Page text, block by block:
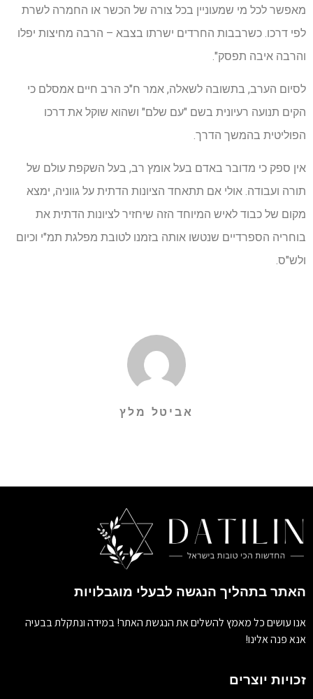
מאפשר לכל מי שמעוניין בכל צורה של הכשר או החמרה לשרת
לפי דרכו. כשרבבות החרדים ישרתו בצבא – הרבה מחיצות יפלו
והרבה איבה תפסק".
לסיום הערב, בתשובה לשאלה, אמר ח"כ הרב חיים אמסלם כי
הקים תנועה רעיונית בשם "עם שלם" ושהוא שוקל את דרכו
הפוליטית בהמשך הדרך.
אין ספק כי מדובר באדם בעל אומץ רב, בעל השקפת עולם של
תורה ועבודה. אולי אם תתאחד הציונות הדתית על גווניה, ימצא
מקום של כבוד לאיש המיוחד הזה שיחזיר לציונות הדתית את
בוחריה הספרדיים שנטשו אותה בזמנו לטובת מפלגת תמ"י וכיום
ולש"ס.
אביטל מלץ
האתר בתהליך הנגשה לבעלי מוגבלויות
אנו עושים כל מאמץ להשלים את הנגשת האתר! במידה ונתקלת בבעיה
אנא פנה אלינו!
זכויות יוצרים